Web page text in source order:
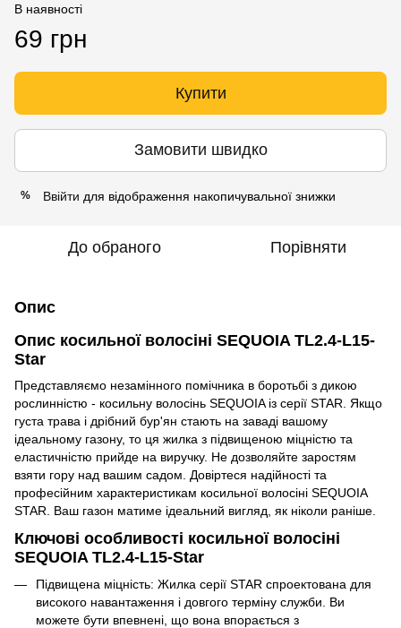
В наявності
69 грн
Купити
Замовити швидко
% Ввійти для відображення накопичувальної знижки
До обраного Порівняти
Опис
Опис косильної волосіні SEQUOIA TL2.4-L15-
Star
Представляємо незамінного помічника в боротьбі з дикою
рослинністю - косильну волосінь SEQUOIA із серії STAR. Якщо
густа трава і дрібний бур'ян стають на заваді вашому
ідеальному газону, то ця жилка з підвищеною міцністю та
еластичністю прийде на виручку. Не дозволяйте заростям
взяти гору над вашим садом. Довіртеся надійності та
професійним характеристикам косильної волосіні SEQUOIA
STAR. Ваш газон матиме ідеальний вигляд, як ніколи раніше.
Ключові особливості косильної волосіні
SEQUOIA TL2.4-L15-Star
Підвищена міцність: Жилка серії STAR спроектована для
високого навантаження і довгого терміну служби. Ви
можете бути впевнені, що вона впорається з